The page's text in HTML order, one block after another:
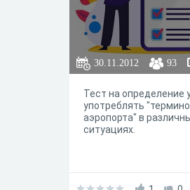
30.11.2012 93
Тест на определение
употреблять
аэропорта" в
ситуациях.